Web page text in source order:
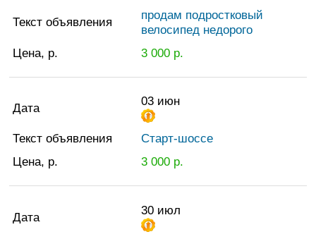
Текст объявления
продам подростковый
велосипед недорого
Цена, р.
3 000р.
Дата 03 июн
Текст объявления
Старт-шоссе
Цена, р.
3 000р.
Дата 30 июл